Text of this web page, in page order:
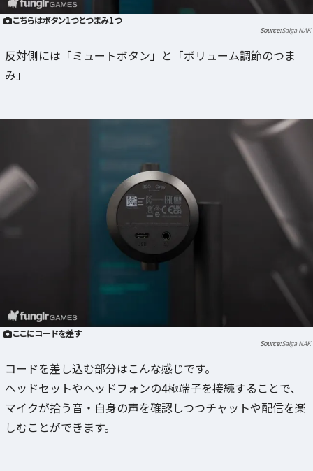
こちらはボタン1つとつまみ1つ
Saiga NAK
反対側には「ミュートボタン」と「ボリューム調節のつま
み」
ここにコードを差す
Saiga NAK
コードを差し込む部分はこんな感じです。
ヘッドセットやヘッドフォンの4極端子を接続することで、
マイクが拾う音・自身の声を確認しつつチャットや配信を楽
しむことができます。